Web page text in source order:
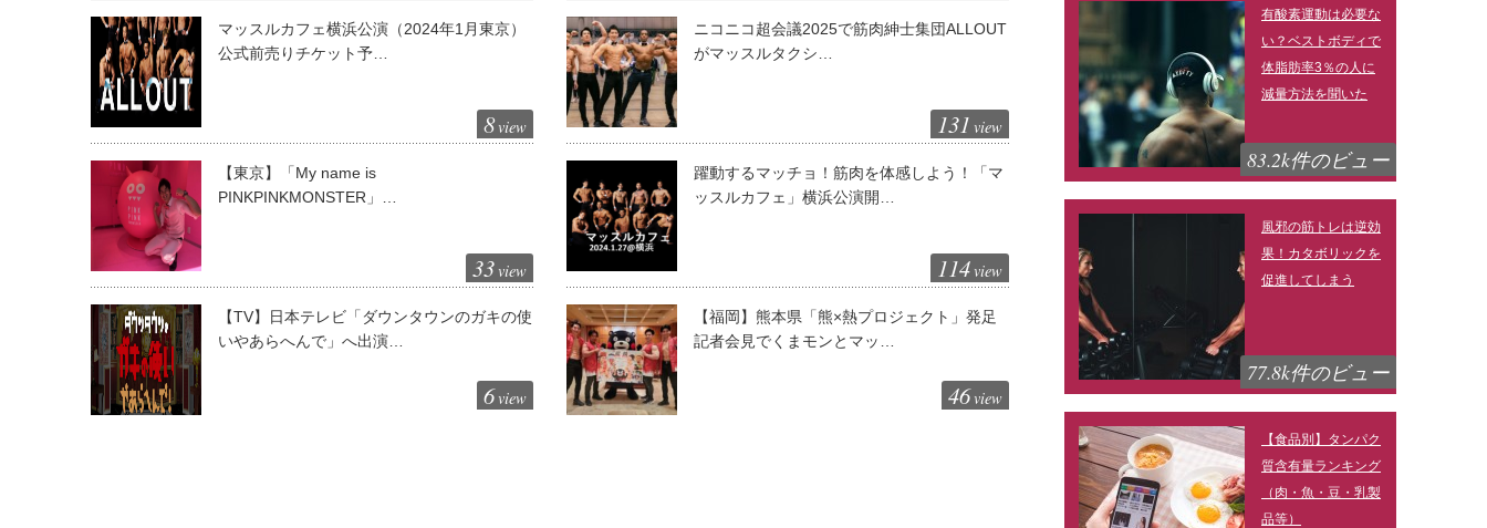
マッスルカフェ横浜公演（2024年1月東京）
公式前売りチケット予…
8 view
【東京】「My name is
PINKPINKMONSTER」…
33 view
【TV】日本テレビ「ダウンタウンのガキの使
いやあらへんで」へ出演…
6 view
ニコニコ超会議2025で筋肉紳士集団ALLOUT
がマッスルタクシ…
131 view
躍動するマッチョ！筋肉を体感しよう！「マ
ッスルカフェ」横浜公演開…
114 view
【福岡】熊本県「熊×熱プロジェクト」発足
記者会見でくまモンとマッ…
46 view
有酸素運動は必要な
い？ベストボディで
体脂肪率3％の人に
減量方法を聞いた
83.2k件のビュー
風邪の筋トレは逆効
果！カタボリックを
促進してしまう
77.8k件のビュー
【食品別】タンパク
質含有量ランキング
（肉・魚・豆・乳製
品等）